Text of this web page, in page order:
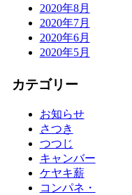
2020年8月
2020年7月
2020年6月
2020年5月
カテゴリー
お知らせ
さつき
つつじ
キャンバー
ケヤキ薪
コンパネ・